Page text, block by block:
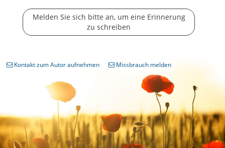
Melden Sie sich bitte an, um eine Erinnerung
zu schreiben
Kontakt zum Autor aufnehmen Missbrauch melden